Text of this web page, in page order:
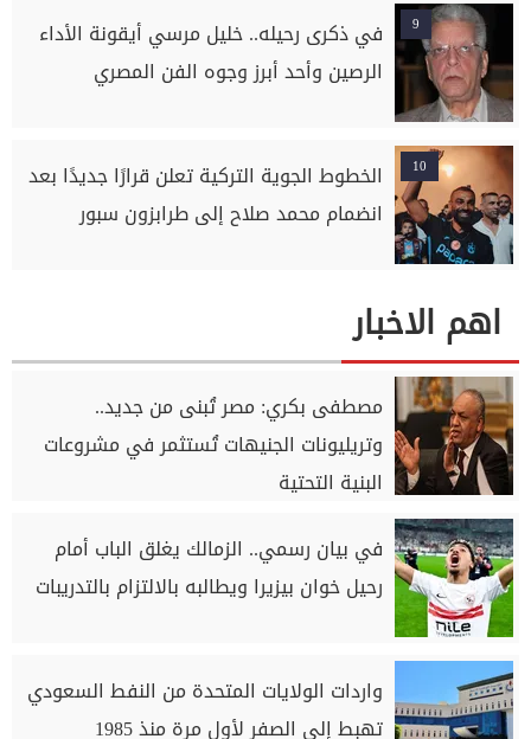
9
في ذكرى رحيله.. خليل مرسي أيقونة الأداء
الرصين وأحد أبرز وجوه الفن المصري
10
الخطوط الجوية التركية تعلن قرارًا جديدًا بعد
انضمام محمد صلاح إلى طرابزون سبور
اهم الاخبار
مصطفى بكري: مصر تُبنى من جديد..
وتريليونات الجنيهات تُستثمر في مشروعات
البنية التحتية
في بيان رسمي.. الزمالك يغلق الباب أمام
رحيل خوان بيزيرا ويطالبه بالالتزام بالتدريبات
واردات الولايات المتحدة من النفط السعودي
تهبط إلى الصفر لأول مرة منذ 1985